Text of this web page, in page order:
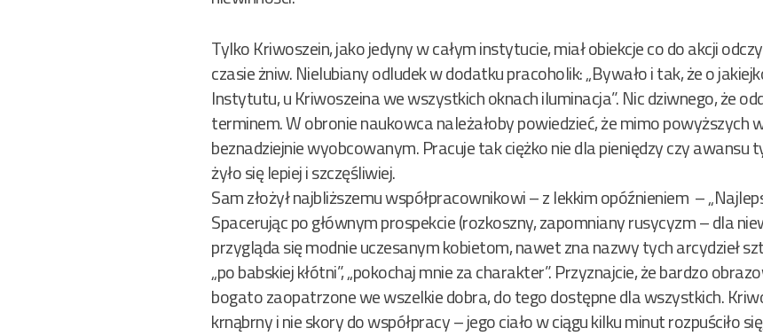
Tylko Kriwoszein, jako jedyny w całym instytucie, miał obiekcje co do akcji
czasie żniw. Nielubiany odludek w dodatku pracoholik: „Bywało i tak, że o
Instytutu, u Kriwoszeina we wszystkich oknach iluminacja”. Nic dziwnego, że
terminem. W obronie naukowca należałoby powiedzieć, że mimo powyższych
beznadziejnie wyobcowanym. Pracuje tak ciężko nie dla pieniędzy czy awansu
żyło się lepiej i szczęśliwiej.
Sam złożył najbliższemu współpracownikowi – z lekkim opóźnieniem –
Spacerując po głównym prospekcie (rozkoszny, zapomniany rusycyzm – dla
przygląda się modnie uczesanym kobietom, nawet zna nazwy tych arcydzieł
„po babskiej kłótni”, „pokochaj mnie za charakter”. Przyznajcie, że bardzo
bogato zaopatrzone we wszelkie dobra, do tego dostępne dla wszystkich.
krnąbrny i nie skory do współpracy – jego ciało w ciągu kilku minut rozpuściło